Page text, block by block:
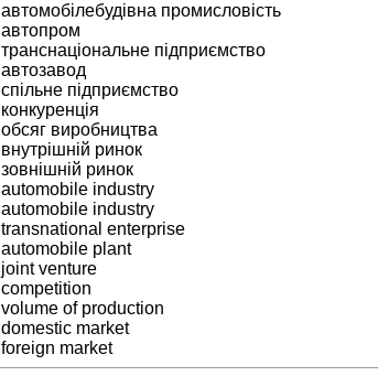
автомобілебудівна промисловість
автопром
транснаціональне підприємство
автозавод
спільне підприємство
конкуренція
обсяг виробництва
внутрішній ринок
зовнішній ринок
automobile industry
automobile industry
transnational enterprise
automobile plant
joint venture
competition
volume of production
domestic market
foreign market